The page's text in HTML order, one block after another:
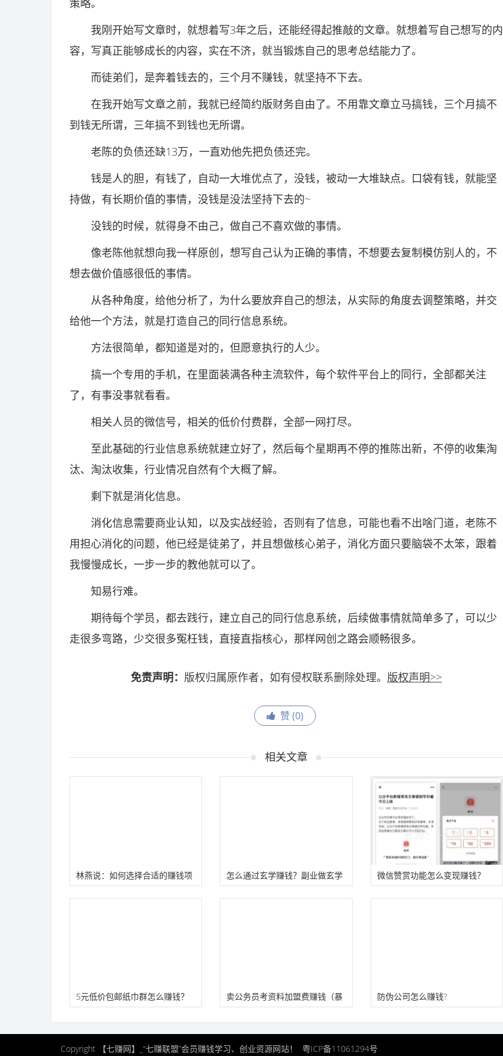
策略。
我刚开始写文章时，就想着写3年之后，还能经得起推敲的文章。就想着写自己想写的内
容，写真正能够成长的内容，实在不济，就当锻炼自己的思考总结能力了。
而徒弟们，是奔着钱去的，三个月不赚钱，就坚持不下去。
在我开始写文章之前，我就已经简约版财务自由了。不用靠文章立马搞钱，三个月搞不
到钱无所谓，三年搞不到钱也无所谓。
老陈的负债还缺13万，一直劝他先把负债还完。
钱是人的胆，有钱了，自动一大堆优点了，没钱，被动一大堆缺点。口袋有钱，就能坚
持做，有长期价值的事情，没钱是没法坚持下去的~
没钱的时候，就得身不由己，做自己不喜欢做的事情。
像老陈他就想向我一样原创，想写自己认为正确的事情，不想要去复制模仿别人的，不
想去做价值感很低的事情。
从各种角度，给他分析了，为什么要放弃自己的想法，从实际的角度去调整策略，并交
给他一个方法，就是打造自己的同行信息系统。
方法很简单，都知道是对的，但愿意执行的人少。
搞一个专用的手机，在里面装满各种主流软件，每个软件平台上的同行，全部都关注
了，有事没事就看看。
相关人员的微信号，相关的低价付费群，全部一网打尽。
至此基础的行业信息系统就建立好了，然后每个星期再不停的推陈出新，不停的收集淘
汰、淘汰收集，行业情况自然有个大概了解。
剩下就是消化信息。
消化信息需要商业认知，以及实战经验，否则有了信息，可能也看不出啥门道，老陈不
用担心消化的问题，他已经是徒弟了，并且想做核心弟子，消化方面只要脑袋不太笨，跟着
我慢慢成长，一步一步的教他就可以了。
知易行难。
期待每个学员，都去践行，建立自己的同行信息系统，后续做事情就简单多了，可以少
走很多弯路，少交很多冤枉钱，直接直指核心，那样网创之路会顺畅很多。
免责声明： 版权归属原作者，如有侵权联系删除处理。 版权声明>>
赞 (0)
相关文章
林燕说：如何选择合适的赚钱项
目？
怎么通过玄学赚钱？副业做玄学
项目变现方法！
微信赞赏功能怎么变现赚钱？
5元低价包邮纸巾群怎么赚钱？
卖公务员考资料加盟费赚钱（暴
防伪公司怎么赚钱?
Copyright 【七赚网】_“七赚联盟”会员赚钱学习、创业资源网站！ 粤ICP备11061294号